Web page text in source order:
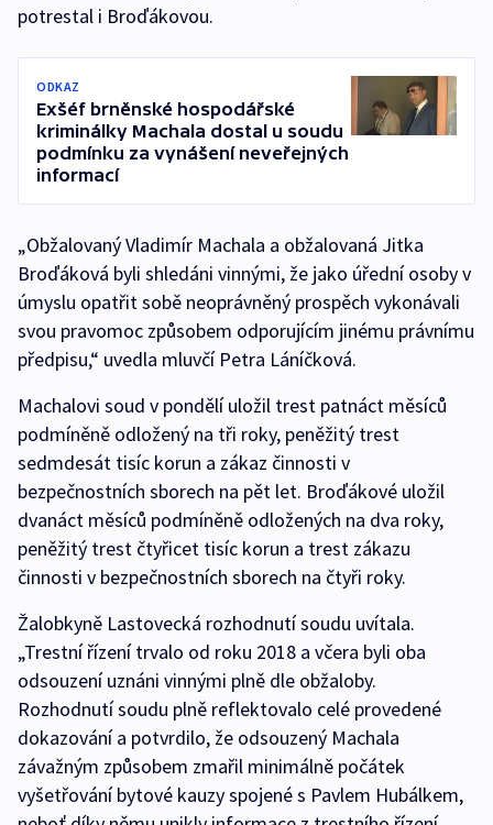
potrestal i Broďákovou.
ODKAZ
Exšéf brněnské hospodářské
kriminálky Machala dostal u soudu
podmínku za vynášení neveřejných
informací
„Obžalovaný Vladimír Machala a obžalovaná Jitka
Broďáková byli shledáni vinnými, že jako úřední osoby v
úmyslu opatřit sobě neoprávněný prospěch vykonávali
svou pravomoc způsobem odporujícím jinému právnímu
předpisu,“ uvedla mluvčí Petra Láníčková.
Machalovi soud v pondělí uložil trest patnáct měsíců
podmíněně odložený na tři roky, peněžitý trest
sedmdesát tisíc korun a zákaz činnosti v
bezpečnostních sborech na pět let. Broďákové uložil
dvanáct měsíců podmíněně odložených na dva roky,
peněžitý trest čtyřicet tisíc korun a trest zákazu
činnosti v bezpečnostních sborech na čtyři roky.
Žalobkyně Lastovecká rozhodnutí soudu uvítala.
„Trestní řízení trvalo od roku 2018 a včera byli oba
odsouzení uznáni vinnými plně dle obžaloby.
Rozhodnutí soudu plně reflektovalo celé provedené
dokazování a potvrdilo, že odsouzený Machala
závažným způsobem zmařil minimálně počátek
vyšetřování bytové kauzy spojené s Pavlem Hubálkem,